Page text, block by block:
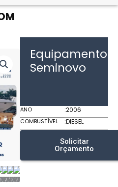
Equipamento
Seminovo
ANO :2006
COMBUSTÍVEL :DIESEL
Solicitar
Orçamento